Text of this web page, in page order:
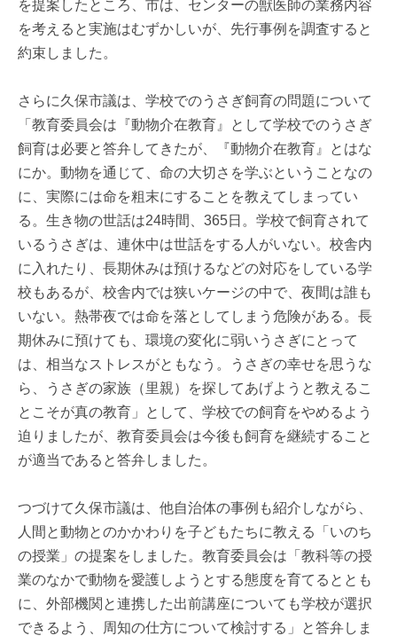
を提案したところ、市は、センターの獣医師の業務内容
を考えると実施はむずかしいが、先行事例を調査すると
約束しました。
さらに久保市議は、学校でのうさぎ飼育の問題について
「教育委員会は『動物介在教育』として学校でのうさぎ
飼育は必要と答弁してきたが、『動物介在教育』とはな
にか。動物を通じて、命の大切さを学ぶということなの
に、実際には命を粗末にすることを教えてしまってい
る。生き物の世話は24時間、365日。学校で飼育されて
いるうさぎは、連休中は世話をする人がいない。校舎内
に入れたり、長期休みは預けるなどの対応をしている学
校もあるが、校舎内では狭いケージの中で、夜間は誰も
いない。熱帯夜では命を落としてしまう危険がある。長
期休みに預けても、環境の変化に弱いうさぎにとって
は、相当なストレスがともなう。うさぎの幸せを思うな
ら、うさぎの家族（里親）を探してあげようと教えるこ
とこそが真の教育」として、学校での飼育をやめるよう
迫りましたが、教育委員会は今後も飼育を継続すること
が適当であると答弁しました。
つづけて久保市議は、他自治体の事例も紹介しながら、
人間と動物とのかかわりを子どもたちに教える「いのち
の授業」の提案をしました。教育委員会は「教科等の授
業のなかで動物を愛護しようとする態度を育てるととも
に、外部機関と連携した出前講座についても学校が選択
できるよう、周知の仕方について検討する」と答弁しま